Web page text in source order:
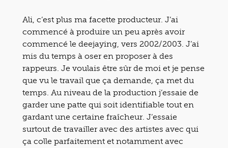
Ali, c’est plus ma facette producteur. J’ai
commencé à produire un peu après avoir
commencé le deejaying, vers 2002/2003. J’ai
mis du temps à oser en proposer à des
rappeurs. Je voulais être sûr de moi et je pense
que vu le travail que ça demande, ça met du
temps. Au niveau de la production j’essaie de
garder une patte qui soit identifiable tout en
gardant une certaine fraîcheur. J’essaie
surtout de travailler avec des artistes avec qui
ça colle parfaitement et notamment avec